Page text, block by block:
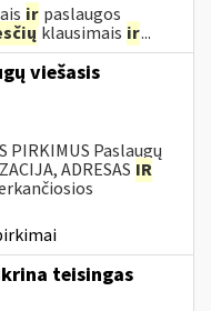
ir paslaugos
klausimais ir...
viešasis
PIRKIMUS Paslaugų
ADRESAS IR
teisingas